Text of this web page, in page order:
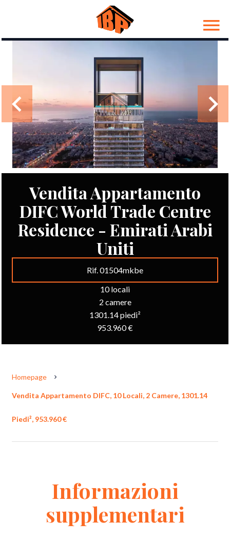
Vendita Appartamento
DIFC World Trade Centre
Residence - Emirati Arabi
Uniti
Rif. 01504mkbe
10 locali
2 camere
1301.14 piedi²
953.960 €
Homepage
Vendita Appartamento DIFC, 10 Locali, 2 Camere, 1301.14
Piedi², 953.960 €
Informazioni
supplementari